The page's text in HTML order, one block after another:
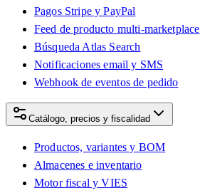
Pagos Stripe y PayPal
Feed de producto multi-marketplace
Búsqueda Atlas Search
Notificaciones email y SMS
Webhook de eventos de pedido
Catálogo, precios y fiscalidad
Productos, variantes y BOM
Almacenes e inventario
Motor fiscal y VIES